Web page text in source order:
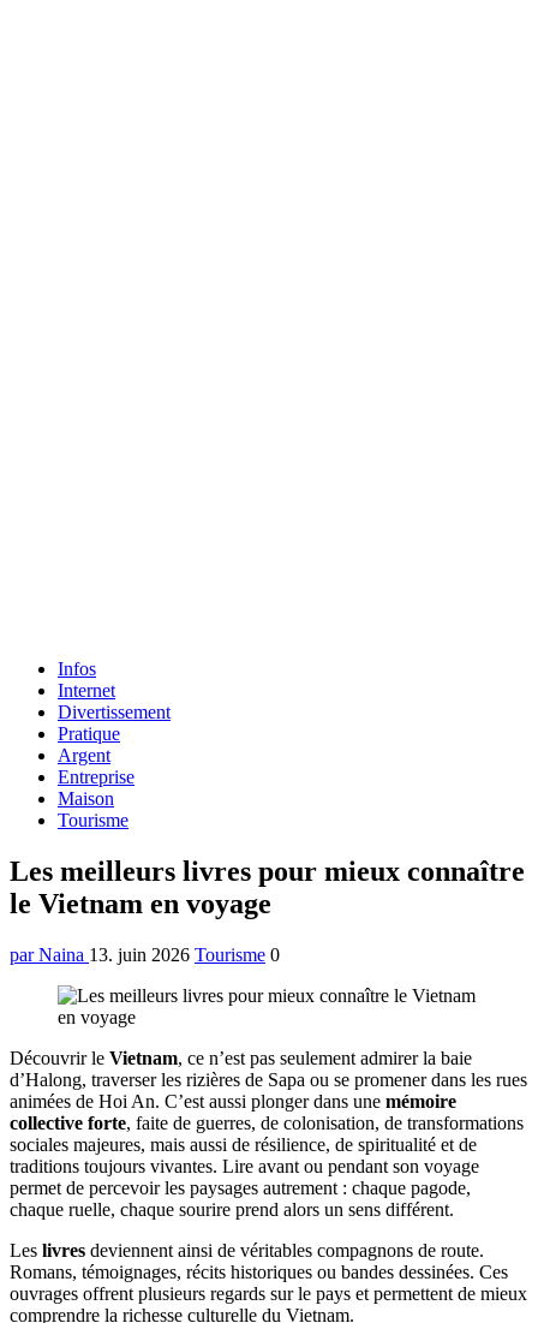
Formulaire
recherche
Infos
Internet
Divertissement
Pratique
Argent
Entreprise
Maison
Tourisme
Menu
Les meilleurs livres pour mieux connaître
le Vietnam en voyage
par Naina 13. juin 2026 Tourisme 0
Découvrir le Vietnam, ce n’est pas seulement admirer la baie
d’Halong, traverser les rizières de Sapa ou se promener dans les rues
animées de Hoi An. C’est aussi plonger dans une mémoire
collective forte, faite de guerres, de colonisation, de transformations
sociales majeures, mais aussi de résilience, de spiritualité et de
traditions toujours vivantes. Lire avant ou pendant son voyage
permet de percevoir les paysages autrement : chaque pagode,
chaque ruelle, chaque sourire prend alors un sens différent.
Les livres deviennent ainsi de véritables compagnons de route.
Romans, témoignages, récits historiques ou bandes dessinées. Ces
ouvrages offrent plusieurs regards sur le pays et permettent de mieux
comprendre la richesse culturelle du Vietnam.